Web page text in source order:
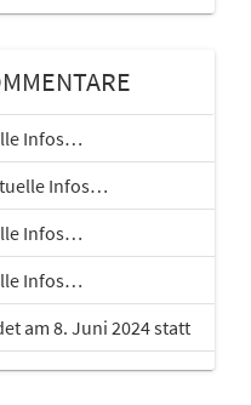
Infos…
Infos…
Infos…
Infos…
am 8. Juni 2024 statt